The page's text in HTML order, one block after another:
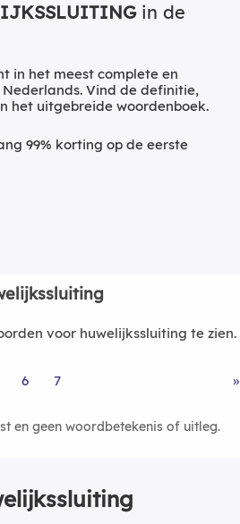
in de
in het meest complete en
Vind de definitie,
het uitgebreide woordenboek.
99% korting op de eerste
voor huwelijkssluiting te zien.
6 7 »
en geen woordbetekenis of uitleg.